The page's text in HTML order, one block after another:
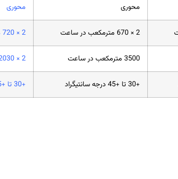
محوری محوری
2 × 670 مترمکعب در ساعت 2 × 720 مترمکعب در ساعت
3500 مترمکعب در ساعت 2 × 2030 مترمکعب در ساعت
+30 تا +45 درجه سانتیگراد +30 تا +45 درجه سانتیگراد